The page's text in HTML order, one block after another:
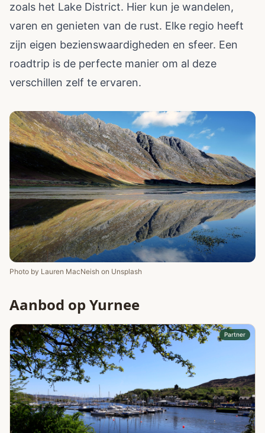
zoals het Lake District. Hier kun je wandelen,
varen en genieten van de rust. Elke regio heeft
zijn eigen bezienswaardigheden en sfeer. Een
roadtrip is de perfecte manier om al deze
verschillen zelf te ervaren.
Photo by Lauren MacNeish on Unsplash
Aanbod op Yurnee
Partner